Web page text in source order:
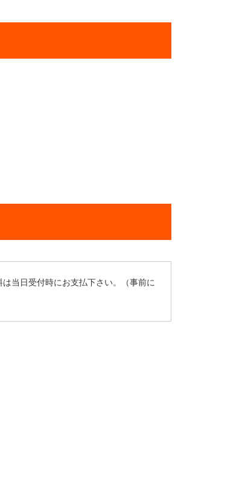
当日受付時にお支払下さい。（事前に